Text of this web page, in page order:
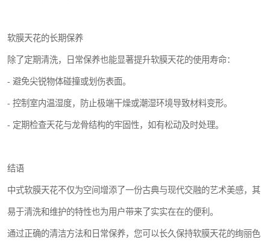
软膜天花的长期保养
除了定期清洗，日常保养也能显著提升软膜天花的使用寿命：
- 避免尖锐物体碰撞或划伤表面。
- 控制室内温湿度，防止极端干燥或潮湿环境导致材料变形。
- 定期检查天花与龙骨结构的牢固性，如有松动及时处理。
结语
中式软膜天花不仅为空间增添了一份古典与现代交融的艺术美感，其
易于清洗和维护的特性也为用户带来了实实在在的便利。
通过正确的清洁方法和日常保养，您可以长久保持软膜天花的绚丽色